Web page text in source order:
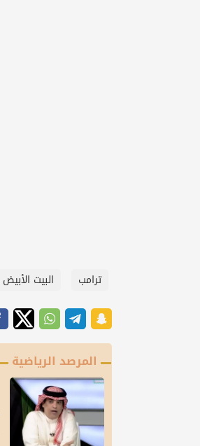
ترامب البيت الأبيض
المرصد الرياضية